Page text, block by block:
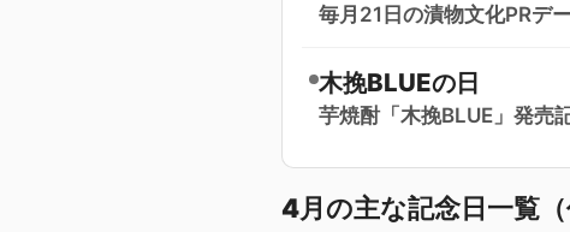
毎月21日の漬物文化PRデ
木挽BLUEの日
芋焼酎「木挽BLUE」発売
4月の主な記念日一覧（